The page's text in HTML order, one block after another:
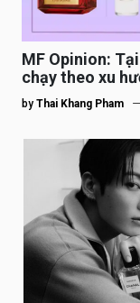
MF Opinion:
chạy theo xu
by Thai Khang Pham